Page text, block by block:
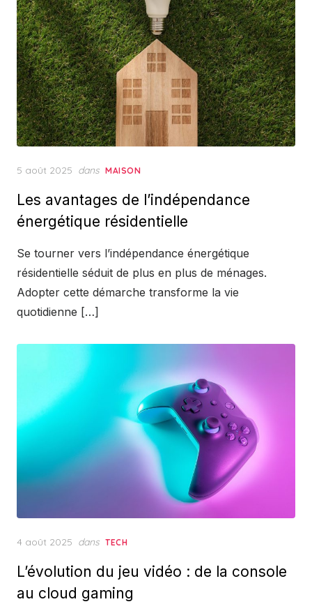
Posted
5 août 2025 dans MAISON
Les avantages de l’indépendance
énergétique résidentielle
Se tourner vers l’indépendance énergétique
résidentielle séduit de plus en plus de ménages.
Adopter cette démarche transforme la vie
quotidienne […]
Posted
4 août 2025 dans TECH
L’évolution du jeu vidéo : de la console
au cloud gaming